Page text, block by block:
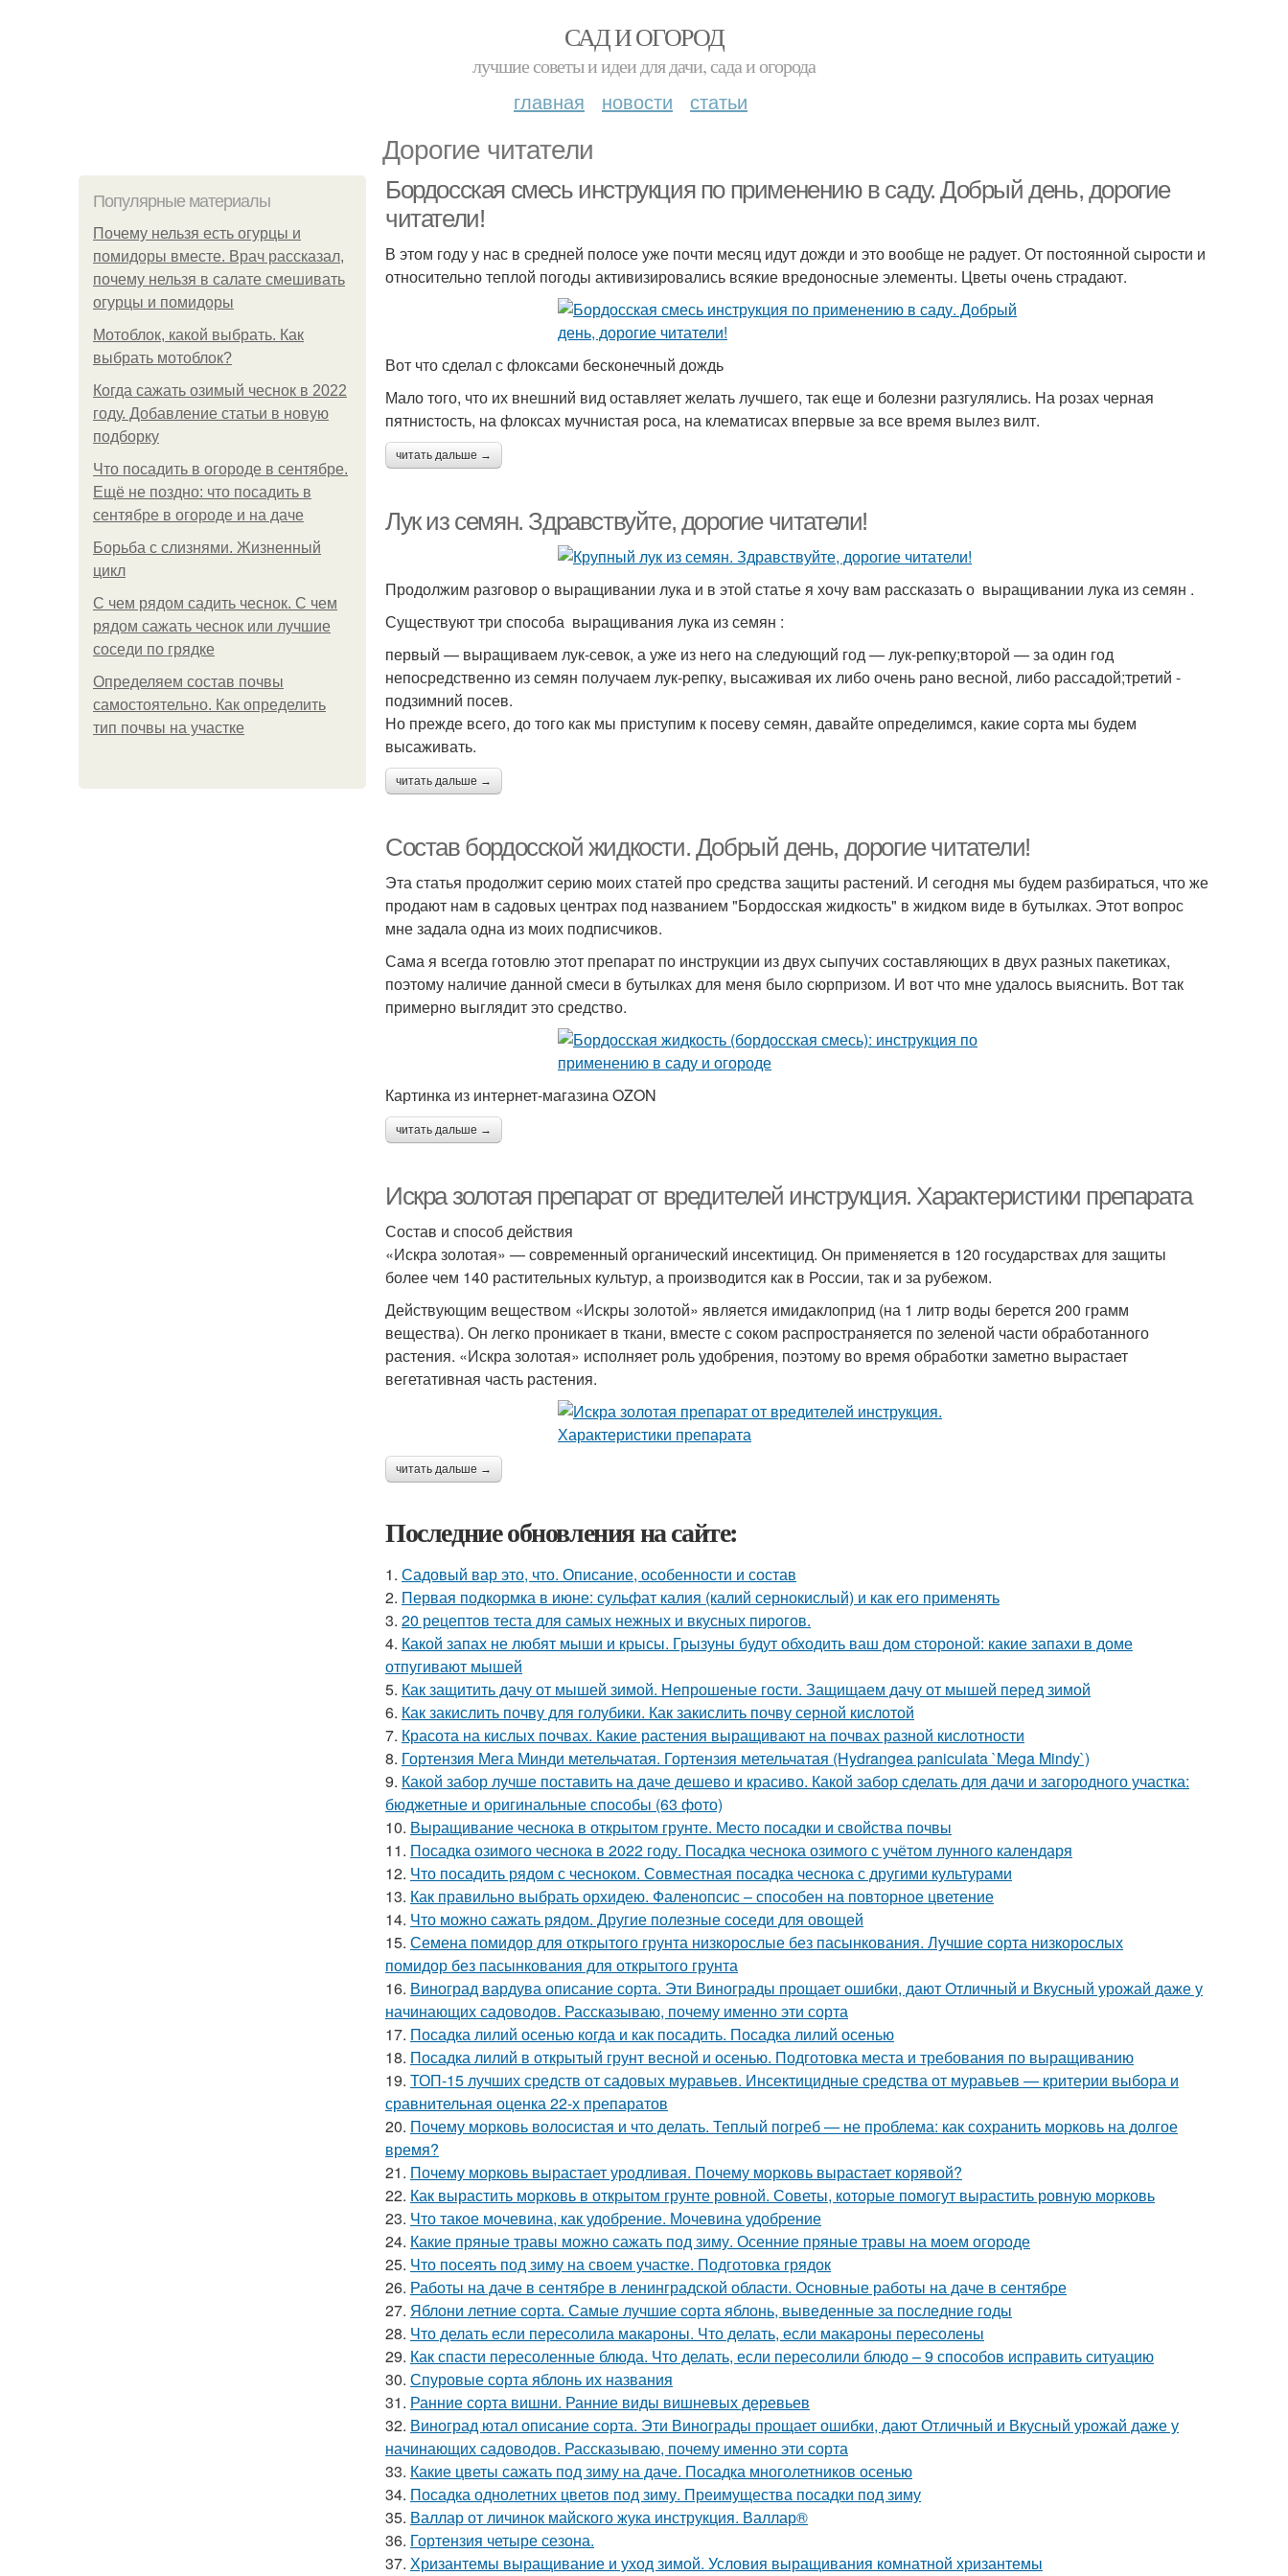
САД И ОГОРОД
лучшие советы и идеи для дачи, сада и огорода
главная новости статьи
Дорогие читатели
Популярные материалы
Почему нельзя есть огурцы и
помидоры вместе. Врач рассказал,
почему нельзя в салате смешивать
огурцы и помидоры
Мотоблок, какой выбрать. Как
выбрать мотоблок?
Когда сажать озимый чеснок в 2022
году. Добавление статьи в новую
подборку
Что посадить в огороде в сентябре.
Ещё не поздно: что посадить в
сентябре в огороде и на даче
Борьба с слизнями. Жизненный
цикл
С чем рядом садить чеснок. С чем
рядом сажать чеснок или лучшие
соседи по грядке
Определяем состав почвы
самостоятельно. Как определить
тип почвы на участке
Бордосская смесь инструкция по применению в саду. Добрый день, дорогие
читатели!
В этом году у нас в средней полосе уже почти месяц идут дожди и это вообще не радует. От постоянной сырости и
относительно теплой погоды активизировались всякие вредоносные элементы. Цветы очень страдают.
Вот что сделал с флоксами бесконечный дождь
Мало того, что их внешний вид оставляет желать лучшего, так еще и болезни разгулялись. На розах черная
пятнистость, на флоксах мучнистая роса, на клематисах впервые за все время вылез вилт.
читать дальше →
Лук из семян. Здравствуйте, дорогие читатели!
Продолжим разговор о выращивании лука и в этой статье я хочу вам рассказать о выращивании лука из семян .
Существуют три способа выращивания лука из семян :
первый — выращиваем лук-севок, а уже из него на следующий год — лук-репку;второй — за один год
непосредственно из семян получаем лук-репку, высаживая их либо очень рано весной, либо рассадой;третий -
подзимний посев.
Но прежде всего, до того как мы приступим к посеву семян, давайте определимся, какие сорта мы будем
высаживать.
читать дальше →
Состав бордосской жидкости. Добрый день, дорогие читатели!
Эта статья продолжит серию моих статей про средства защиты растений. И сегодня мы будем разбираться, что же
продают нам в садовых центрах под названием "Бордосская жидкость" в жидком виде в бутылках. Этот вопрос
мне задала одна из моих подписчиков.
Сама я всегда готовлю этот препарат по инструкции из двух сыпучих составляющих в двух разных пакетиках,
поэтому наличие данной смеси в бутылках для меня было сюрпризом. И вот что мне удалось выяснить. Вот так
примерно выглядит это средство.
Картинка из интернет-магазина OZON
читать дальше →
Искра золотая препарат от вредителей инструкция. Характеристики препарата
Состав и способ действия
«Искра золотая» — современный органический инсектицид. Он применяется в 120 государствах для защиты
более чем 140 растительных культур, а производится как в России, так и за рубежом.
Действующим веществом «Искры золотой» является имидаклоприд (на 1 литр воды берется 200 грамм
вещества). Он легко проникает в ткани, вместе с соком распространяется по зеленой части обработанного
растения. «Искра золотая» исполняет роль удобрения, поэтому во время обработки заметно вырастает
вегетативная часть растения.
читать дальше →
Последние обновления на сайте:
1. Садовый вар это, что. Описание, особенности и состав
2. Первая подкормка в июне: сульфат калия (калий сернокислый) и как его применять
3. 20 рецептов теста для самых нежных и вкусных пирогов.
4. Какой запах не любят мыши и крысы. Грызуны будут обходить ваш дом стороной: какие запахи в доме
отпугивают мышей
5. Как защитить дачу от мышей зимой. Непрошеные гости. Защищаем дачу от мышей перед зимой
6. Как закислить почву для голубики. Как закислить почву серной кислотой
7. Красота на кислых почвах. Какие растения выращивают на почвах разной кислотности
8. Гортензия Мега Минди метельчатая. Гортензия метельчатая (Hydrangea paniculata `Mega Mindy`)
9. Какой забор лучше поставить на даче дешево и красиво. Какой забор сделать для дачи и загородного участка:
бюджетные и оригинальные способы (63 фото)
10. Выращивание чеснока в открытом грунте. Место посадки и свойства почвы
11. Посадка озимого чеснока в 2022 году. Посадка чеснока озимого с учётом лунного календаря
12. Что посадить рядом с чесноком. Совместная посадка чеснока с другими культурами
13. Как правильно выбрать орхидею. Фаленопсис – способен на повторное цветение
14. Что можно сажать рядом. Другие полезные соседи для овощей
15. Семена помидор для открытого грунта низкорослые без пасынкования. Лучшие сорта низкорослых
помидор без пасынкования для открытого грунта
16. Виноград вардува описание сорта. Эти Винограды прощает ошибки, дают Отличный и Вкусный урожай даже у
начинающих садоводов. Рассказываю, почему именно эти сорта
17. Посадка лилий осенью когда и как посадить. Посадка лилий осенью
18. Посадка лилий в открытый грунт весной и осенью. Подготовка места и требования по выращиванию
19. ТОП-15 лучших средств от садовых муравьев. Инсектицидные средства от муравьев — критерии выбора и
сравнительная оценка 22-х препаратов
20. Почему морковь волосистая и что делать. Теплый погреб — не проблема: как сохранить морковь на долгое
время?
21. Почему морковь вырастает уродливая. Почему морковь вырастает корявой?
22. Как вырастить морковь в открытом грунте ровной. Советы, которые помогут вырастить ровную морковь
23. Что такое мочевина, как удобрение. Мочевина удобрение
24. Какие пряные травы можно сажать под зиму. Осенние пряные травы на моем огороде
25. Что посеять под зиму на своем участке. Подготовка грядок
26. Работы на даче в сентябре в ленинградской области. Основные работы на даче в сентябре
27. Яблони летние сорта. Самые лучшие сорта яблонь, выведенные за последние годы
28. Что делать если пересолила макароны. Что делать, если макароны пересолены
29. Как спасти пересоленные блюда. Что делать, если пересолили блюдо – 9 способов исправить ситуацию
30. Спуровые сорта яблонь их названия
31. Ранние сорта вишни. Ранние виды вишневых деревьев
32. Виноград ютал описание сорта. Эти Винограды прощает ошибки, дают Отличный и Вкусный урожай даже у
начинающих садоводов. Рассказываю, почему именно эти сорта
33. Какие цветы сажать под зиму на даче. Посадка многолетников осенью
34. Посадка однолетних цветов под зиму. Преимущества посадки под зиму
35. Валлар от личинок майского жука инструкция. Валлар®
36. Гортензия четыре сезона.
37. Хризантемы выращивание и уход зимой. Условия выращивания комнатной хризантемы